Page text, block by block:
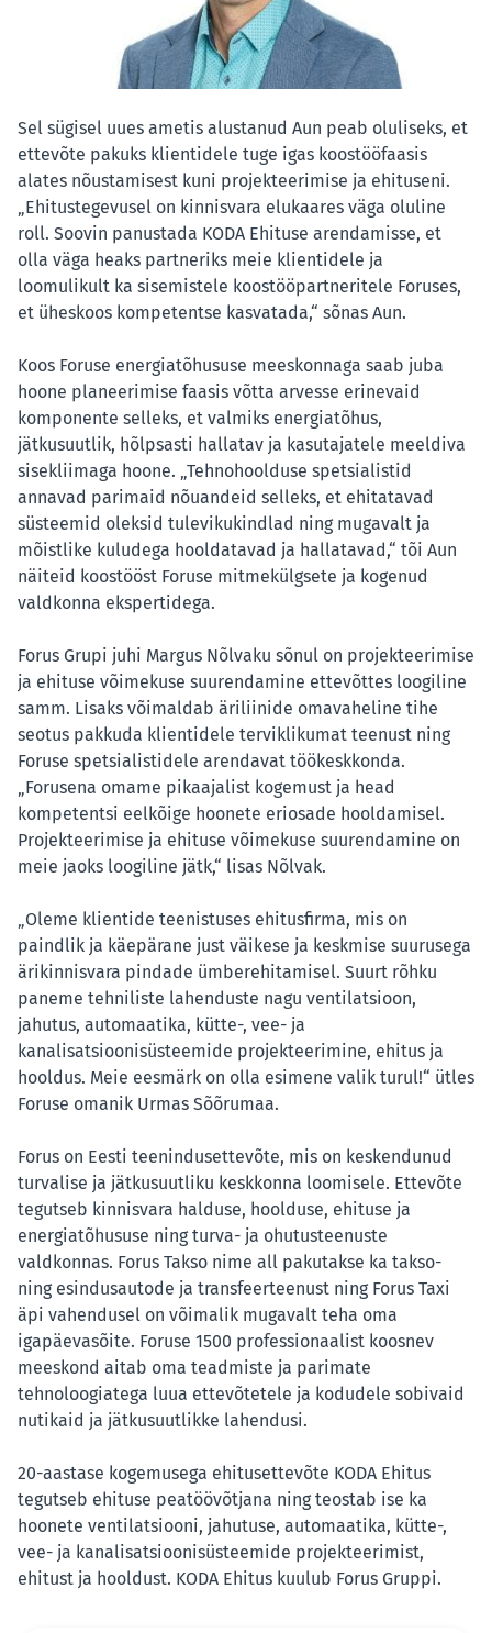
Sel sügisel uues ametis alustanud Aun peab oluliseks, et
ettevõte pakuks klientidele tuge igas koostööfaasis
alates nõustamisest kuni projekteerimise ja ehituseni.
„Ehitustegevusel on kinnisvara elukaares väga oluline
roll. Soovin panustada KODA Ehituse arendamisse, et
olla väga heaks partneriks meie klientidele ja
loomulikult ka sisemistele koostööpartneritele Foruses,
et üheskoos kompetentse kasvatada,“ sõnas Aun.
Koos Foruse energiatõhususe meeskonnaga saab juba
hoone planeerimise faasis võtta arvesse erinevaid
komponente selleks, et valmiks energiatõhus,
jätkusuutlik, hõlpsasti hallatav ja kasutajatele meeldiva
sisekliimaga hoone. „Tehnohoolduse spetsialistid
annavad parimaid nõuandeid selleks, et ehitatavad
süsteemid oleksid tulevikukindlad ning mugavalt ja
mõistlike kuludega hooldatavad ja hallatavad,“ tõi Aun
näiteid koostööst Foruse mitmekülgsete ja kogenud
valdkonna ekspertidega.
Forus Grupi juhi Margus Nõlvaku sõnul on projekteerimise
ja ehituse võimekuse suurendamine ettevõttes loogiline
samm. Lisaks võimaldab äriliinide omavaheline tihe
seotus pakkuda klientidele terviklikumat teenust ning
Foruse spetsialistidele arendavat töökeskkonda.
„Forusena omame pikaajalist kogemust ja head
kompetentsi eelkõige hoonete eriosade hooldamisel.
Projekteerimise ja ehituse võimekuse suurendamine on
meie jaoks loogiline jätk,“ lisas Nõlvak.
„Oleme klientide teenistuses ehitusfirma, mis on
paindlik ja käepärane just väikese ja keskmise suurusega
ärikinnisvara pindade ümberehitamisel. Suurt rõhku
paneme tehniliste lahenduste nagu ventilatsioon,
jahutus, automaatika, kütte-, vee- ja
kanalisatsioonisüsteemide projekteerimine, ehitus ja
hooldus. Meie eesmärk on olla esimene valik turul!“ ütles
Foruse omanik Urmas Sõõrumaa.
Forus on Eesti teenindusettevõte, mis on keskendunud
turvalise ja jätkusuutliku keskkonna loomisele. Ettevõte
tegutseb kinnisvara halduse, hoolduse, ehituse ja
energiatõhususe ning turva- ja ohutusteenuste
valdkonnas. Forus Takso nime all pakutakse ka takso-
ning esindusautode ja transfeerteenust ning Forus Taxi
äpi vahendusel on võimalik mugavalt teha oma
igapäevasõite. Foruse 1500 professionaalist koosnev
meeskond aitab oma teadmiste ja parimate
tehnoloogiatega luua ettevõtetele ja kodudele sobivaid
nutikaid ja jätkusuutlikke lahendusi.
20-aastase kogemusega ehitusettevõte KODA Ehitus
tegutseb ehituse peatöövõtjana ning teostab ise ka
hoonete ventilatsiooni, jahutuse, automaatika, kütte-,
vee- ja kanalisatsioonisüsteemide projekteerimist,
ehitust ja hooldust. KODA Ehitus kuulub Forus Gruppi.